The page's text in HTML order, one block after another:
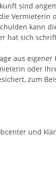
sind
kann
hat sich
aus
oder
zum
und